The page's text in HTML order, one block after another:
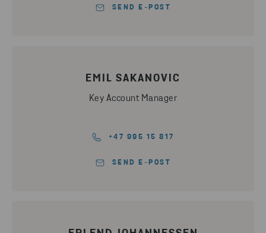
SEND E-POST
EMIL SAKANOVIC
Key Account Manager
+47 995 15 817
SEND E-POST